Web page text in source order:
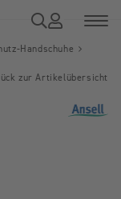
Handschuhe
zur Artikelübersicht